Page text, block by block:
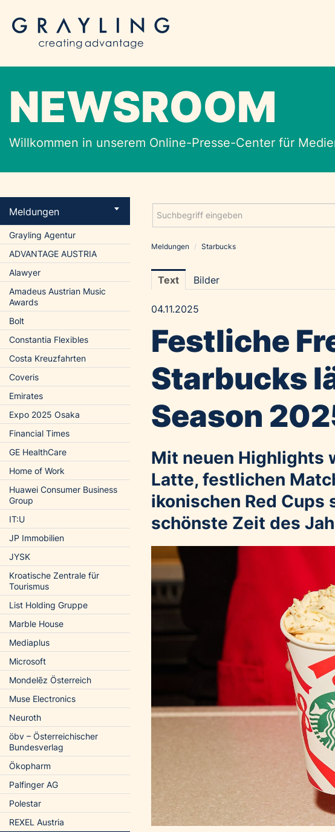
NEWSROOM
Willkommen in unserem Online-Presse-Center für
Meldungen
Grayling Agentur
ADVANTAGE AUSTRIA
Alawyer
Amadeus Austrian Music
Awards
Bolt
Constantia Flexibles
Costa Kreuzfahrten
Coveris
Emirates
Expo 2025 Osaka
Financial Times
GE HealthCare
Home of Work
Huawei Consumer Business
Group
IT:U
JP Immobilien
JYSK
Kroatische Zentrale für
Tourismus
List Holding Gruppe
Marble House
Mediaplus
Microsoft
Mondelēz Österreich
Muse Electronics
Neuroth
öbv – Österreichischer
Bundesverlag
Ökopharm
Palfinger AG
Polestar
REXEL Austria
Meldungen / Starbucks
Text Bilder
04.11.2025
Festliche
Starbucks
Season
Mit neuen Highlights
Latte, festlichen
ikonischen Red
schönste Zeit des